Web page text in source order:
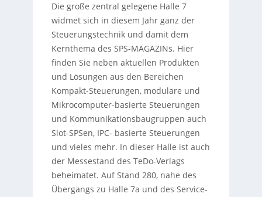
Die große zentral gelegene Halle 7
widmet sich in diesem Jahr ganz der
Steuerungstechnik und damit dem
Kernthema des SPS-MAGAZINs. Hier
finden Sie neben aktuellen Produkten
und Lösungen aus den Bereichen
Kompakt-Steuerungen, modulare und
Mikrocomputer-basierte Steuerungen
und Kommunikationsbaugruppen auch
Slot-SPSen, IPC- basierte Steuerungen
und vieles mehr. In dieser Halle ist auch
der Messestand des TeDo-Verlags
beheimatet. Auf Stand 280, nahe des
Übergangs zu Halle 7a und des Service-